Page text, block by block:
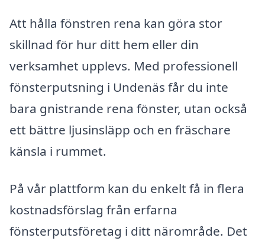
Att hålla fönstren rena kan göra stor
skillnad för hur ditt hem eller din
verksamhet upplevs. Med professionell
fönsterputsning i Undenäs får du inte
bara gnistrande rena fönster, utan också
ett bättre ljusinsläpp och en fräschare
känsla i rummet.
På vår plattform kan du enkelt få in flera
kostnadsförslag från erfarna
fönsterputsföretag i ditt närområde. Det